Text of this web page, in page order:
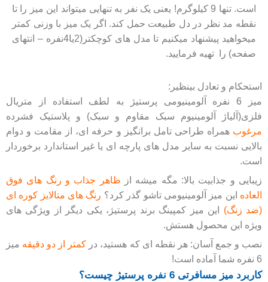
است. تنها 9 کیلوگرم! یعنی یک نفر به تنهایی میتواند این میز را تا
نقطه مد نظر در دل طبیعت حمل کند. اگر یک میز با وزنی کمتر
میخواهید پیشنهاد میکنیم تا مدل های کوچکتر(2یا4نفره – انتهای
صفحه) را تهیه فرمایید.
استحکام و تعادل بینظیر:
میز 6 نفره آلومینیومی پرستیژ به لطف استفاده از متریال
فلزی(آلیاژ آلومینیوم سبک مقاوم و سبک) و پلاستیک فشرده
مرغوب همراه طراحی تامل برانگیز و حرفه ای، از مقامت و دوام
بالایی نسبت به سایر مدل های پارچه ای یا غیر استاندارد برخوردار
است.
زیبایی و جذابیت بالا: مگه میشه از ظاهر جذاب و رنگ های فوق
العاده این میز آلومینیومی تاشو گذر کرد؟ رنگ های متالایز کوره ای
(ضد زنگ) این میز کمپینگ برند پرستیژ، یکی دیگر از ویژگی های
ویژه این محصول هستش.
نصب و جمع آسان: هر نقطه ای که هستید، در کمتر از دو دقیقه میز
6 نفره شما آماده است!
کاربرد میز مسافرتی 6 نفره پرستیژ چیست؟